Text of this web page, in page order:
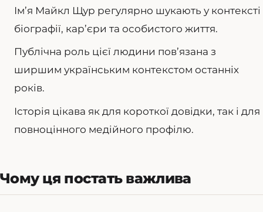
Ім’я Майкл Щур регулярно шукають у контексті
біографії, кар’єри та особистого життя.
Публічна роль цієї людини пов’язана з
ширшим українським контекстом останніх
років.
Історія цікава як для короткої довідки, так і для
повноцінного медійного профілю.
Чому ця постать важлива